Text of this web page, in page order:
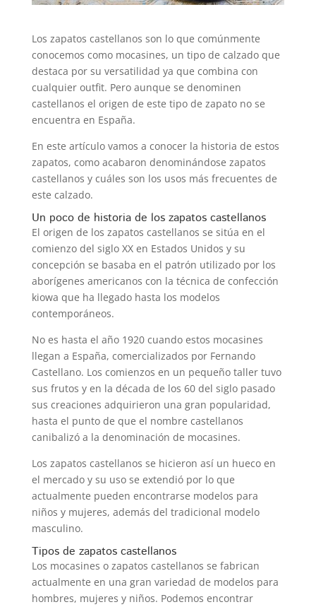
Los zapatos castellanos son lo que comúnmente
conocemos como mocasines, un tipo de calzado que
destaca por su versatilidad ya que combina con
cualquier outfit. Pero aunque se denominen
castellanos el origen de este tipo de zapato no se
encuentra en España.
En este artículo vamos a conocer la historia de estos
zapatos, como acabaron denominándose zapatos
castellanos y cuáles son los usos más frecuentes de
este calzado.
Un poco de historia de los zapatos castellanos
El origen de los zapatos castellanos se sitúa en el
comienzo del siglo XX en Estados Unidos y su
concepción se basaba en el patrón utilizado por los
aborígenes americanos con la técnica de confección
kiowa que ha llegado hasta los modelos
contemporáneos.
No es hasta el año 1920 cuando estos mocasines
llegan a España, comercializados por Fernando
Castellano. Los comienzos en un pequeño taller tuvo
sus frutos y en la década de los 60 del siglo pasado
sus creaciones adquirieron una gran popularidad,
hasta el punto de que el nombre castellanos
canibalizó a la denominación de mocasines.
Los zapatos castellanos se hicieron así un hueco en
el mercado y su uso se extendió por lo que
actualmente pueden encontrarse modelos para
niños y mujeres, además del tradicional modelo
masculino.
Tipos de zapatos castellanos
Los mocasines o zapatos castellanos se fabrican
actualmente en una gran variedad de modelos para
hombres, mujeres y niños. Podemos encontrar